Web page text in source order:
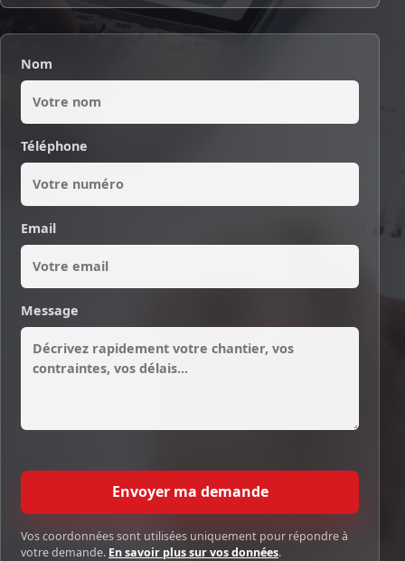
Nom
Téléphone
Email
Message
Envoyer ma demande
Vos coordonnées sont utilisées uniquement pour répondre à
votre demande. En savoir plus sur vos données.